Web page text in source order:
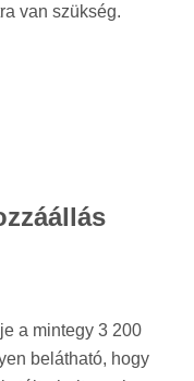
van szükség.
a mintegy 3 200
belátható, hogy